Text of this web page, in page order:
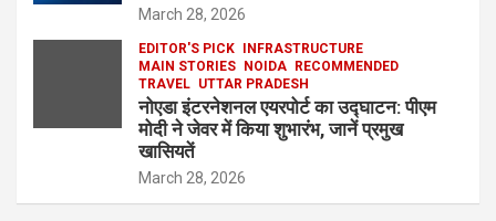
March 28, 2026
EDITOR'S PICK INFRASTRUCTURE
MAIN STORIES NOIDA RECOMMENDED
TRAVEL UTTAR PRADESH
नोएडा इंटरनेशनल एयरपोर्ट का उद्घाटन: पीएम
मोदी ने जेवर में किया शुभारंभ, जानें प्रमुख
खासियतें
March 28, 2026